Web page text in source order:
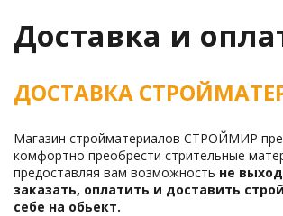
Доставка и
ДОСТАВКА
Магазин стройматериалов СТРОЙМИР
комфортно преобрести стрительные
предоставляя вам возможность не
заказать, оплатить и доставить
себе на обьект.